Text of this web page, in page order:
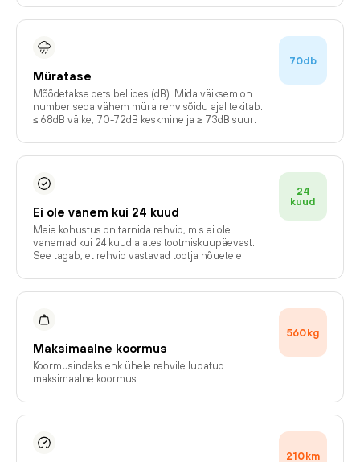
Müratase
Mõõdetakse detsibellides (dB). Mida väiksem on
number seda vähem müra rehv sõidu ajal tekitab.
≤ 68dB väike, 70-72dB keskmine ja ≥ 73dB suur.
70db
Ei ole vanem kui 24 kuud
Meie kohustus on tarnida rehvid, mis ei ole
vanemad kui 24 kuud alates tootmiskuupäevast.
See tagab, et rehvid vastavad tootja nõuetele.
24
kuud
Maksimaalne koormus
Koormusindeks ehk ühele rehvile lubatud
maksimaalne koormus.
560kg
210km